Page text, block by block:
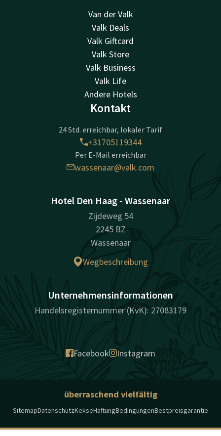
Van der Valk
Valk Deals
Valk Giftcard
Valk Store
Valk Business
Valk Life
Andere Hotels
Kontakt
24 Std. erreichbar, lokaler Tarif
+31705119344
Per E-Mail erreichbar
wassenaar@valk.com
Hotel Den Haag - Wassenaar
Zijdeweg 54
2245 BZ
Wassenaar
Wegbeschreibung
Unternehmensinformationen
Handelsregisternummer (KvK): 27083179
Facebook Instagram
überraschend vielfältig
SitemapDatenschutzKekseHaftungBedingungenBestpreisgarantie